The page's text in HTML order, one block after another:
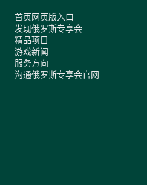
首页网页版入口
发现俄罗斯专享会
精品项目
游戏新闻
服务方向
沟通俄罗斯专享会官网